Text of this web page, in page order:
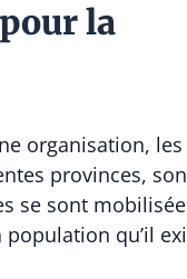
la
organisation,
provinces,
se sont
qu’il